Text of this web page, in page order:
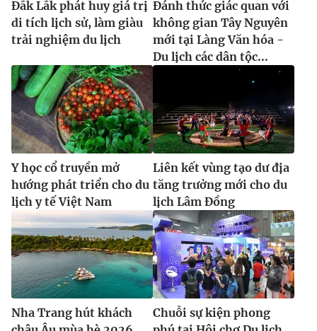
Ðiện thoại Thời báo VTV:024.66 897 897
Email:toasoan@vtv.vn
Liên hệ quảng cáo:024-7300.7108
® Cấm sao chép dưới mọi hình thức nếu không có sự chấp
thuận bằng văn bản. Ghi rõ nguồn VTV.vn khi phát hành lại
thông tin từ website này.
Đắk Lắk phát huy giá trị
di tích lịch sử, làm giàu
trải nghiệm du lịch
Đánh thức giác quan với
không gian Tây Nguyên
mới tại Làng Văn hóa -
Du lịch các dân tộc...
Y học cổ truyền mở
hướng phát triển cho du
lịch y tế Việt Nam
Liên kết vùng tạo dư địa
tăng trưởng mới cho du
lịch Lâm Đồng
Nha Trang hút khách
Chuỗi sự kiện phong